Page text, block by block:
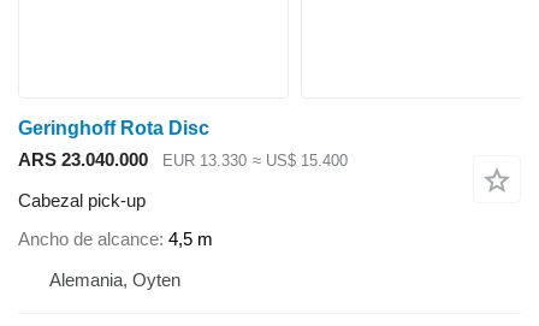
Geringhoff Rota Disc
ARS 23.040.000
EUR 13.330 ≈ US$ 15.400
Cabezal pick-up
Ancho de alcance 4,5 m
Alemania, Oyten